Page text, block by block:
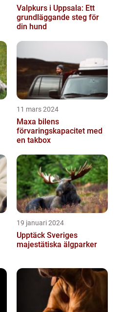
Valpkurs i Uppsala: Ett
grundläggande steg för
din hund
11 mars 2024
Maxa bilens
förvaringskapacitet med
en takbox
19 januari 2024
Upptäck Sveriges
majestätiska älgparker